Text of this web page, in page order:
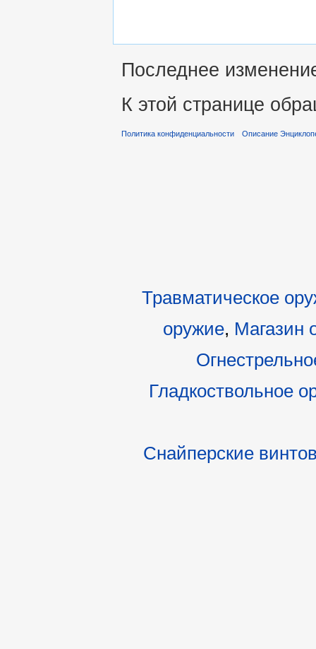
Последнее
К этой странице
Политика конфиденциальности Описание
Травматическое
оружие, Магазин
Гладкоствольное
Снайперские